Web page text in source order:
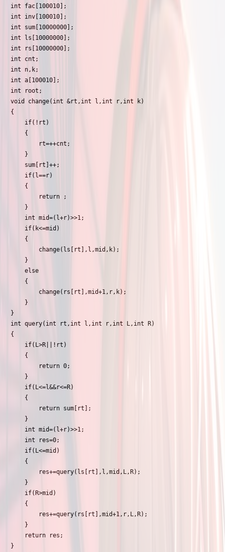
int fac[100010];
int inv[100010];
int sum[10000000];
int ls[10000000];
int rs[10000000];
int cnt;
int n,k;
int a[100010];
int root;
void change(int &rt,int l,int r,int k)
{
    if(!rt)
    {
        rt=++cnt;
    }
    sum[rt]++;
    if(l==r)
    {
        return ;
    }
    int mid=(l+r)>>1;
    if(k<=mid)
    {
        change(ls[rt],l,mid,k);
    }
    else
    {
        change(rs[rt],mid+1,r,k);
    }
}
int query(int rt,int l,int r,int L,int R)
{
    if(L>R||!rt)
    {
        return 0;
    }
    if(L<=l&&r<=R)
    {
        return sum[rt];
    }
    int mid=(l+r)>>1;
    int res=0;
    if(L<=mid)
    {
        res+=query(ls[rt],l,mid,L,R);
    }
    if(R>mid)
    {
        res+=query(rs[rt],mid+1,r,L,R);
    }
    return res;
}